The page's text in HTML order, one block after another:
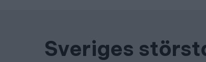
Sveriges